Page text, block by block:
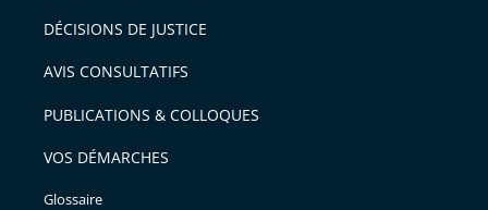
DÉCISIONS DE JUSTICE
AVIS CONSULTATIFS
PUBLICATIONS & COLLOQUES
VOS DÉMARCHES
Glossaire